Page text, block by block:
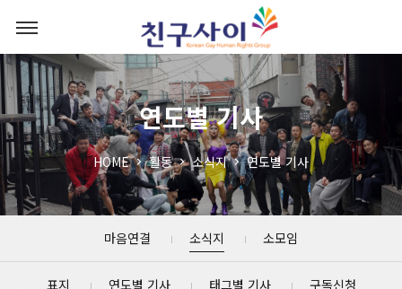
연도별 기사
HOME 활동 소식지 연도별 기사
마음연결 소식지 소모임
표지 연도별 기사 태그별 기사 구독신청